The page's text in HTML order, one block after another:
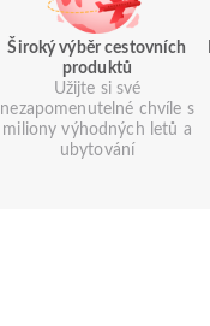
Široký výběr cestovních
produktů
Užijte si své
nezapomenutelné chvíle s
miliony výhodných letů a
ubytování